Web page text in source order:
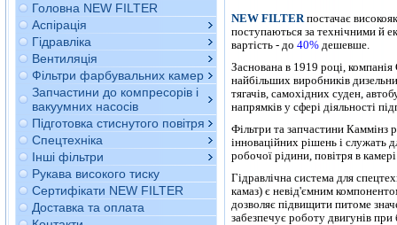
Головна NEW FILTER
Аспірація
Гідравліка
Вентиляція
Фільтри фарбувальних камер
Запчастини до компресорів і
вакуумних насосів
Підготовка стиснутого повітря
Спецтехніка
Інші фільтри
Рукава високого тиску
Сертифікати NEW FILTER
Доставка та оплата
NEW FILTERпостачає
поступаються за технічними й
вартість - до 40%дешевше.
Заснована в 1919 році,
найбільших виробників
тягачів, самохідних суден,
напрямків у сфері діяльності
Фільтри та запчастини Каммінз
інноваційних рішень і служать
робочої рідини, повітря в
Гідравлічна система для
камаз) є невід'ємним
дозволяє підвищити питоме
забезпечує роботу двигунів